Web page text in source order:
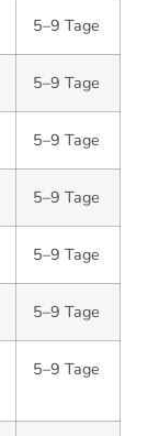
5–9 Tage
5–9 Tage
5–9 Tage
5–9 Tage
5–9 Tage
5–9 Tage
5–9 Tage